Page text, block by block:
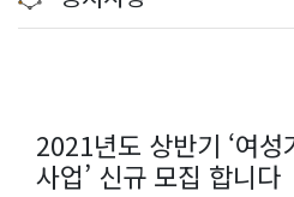
2021년도 상반기 ‘여성
사업’ 신규 모집 합니다